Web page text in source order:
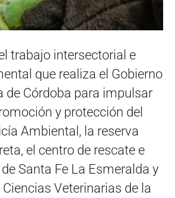
trabajo intersectorial e
que realiza el Gobierno
de Córdoba para impulsar
y protección del
Ambiental, la reserva
el centro de rescate e
Santa Fe La Esmeralda y
Ciencias Veterinarias de la